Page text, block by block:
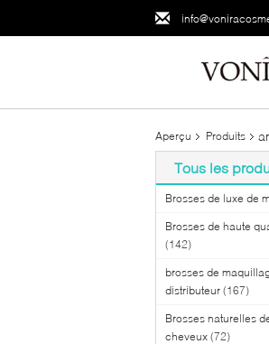
Aperçu Produits
Tous les
Brosses de luxe de
Brosses de haute
(142)
brosses de
distributeur (167)
Brosses naturelles
cheveux (72)